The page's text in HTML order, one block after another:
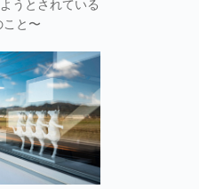
うとされている
と〜